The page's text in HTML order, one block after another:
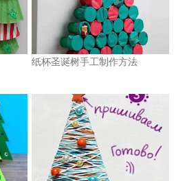
纸杯圣诞树手工制作方法